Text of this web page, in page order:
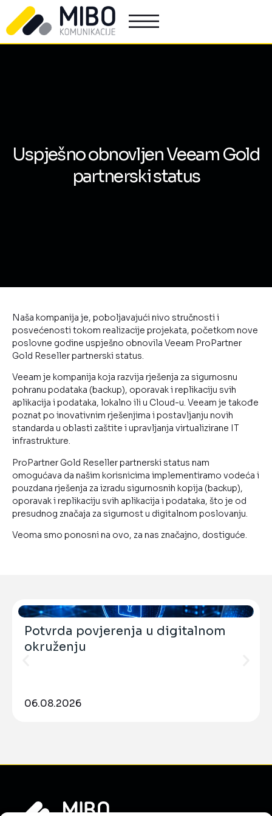
Uspješno obnovljen Veeam Gold
partnerski status
Naša kompanija je, poboljavajući nivo stručnosti i
posvećenosti tokom realizacije projekata, početkom nove
poslovne godine uspješno obnovila Veeam ProPartner
Gold Reseller partnerski status.
Veeam je kompanija koja razvija rješenja za sigurnosnu
pohranu podataka (backup), oporavak i replikaciju svih
aplikacija i podataka, lokalno ili u Cloud-u. Veeam je takođe
poznat po inovativnim rješenjima i postavljanju novih
standarda u oblasti zaštite i upravljanja virtualizirane IT
infrastrukture.
ProPartner Gold Reseller partnerski status nam
omogućava da našim korisnicima implementiramo vodeća i
pouzdana rješenja za izradu sigurnosnih kopija (backup),
oporavak i replikaciju svih aplikacija i podataka, što je od
presudnog značaja za sigurnost u digitalnom poslovanju.
Veoma smo ponosni na ovo, za nas značajno, dostiguće.
Potvrda povjerenja u digitalnom
okruženju
06.08.2026